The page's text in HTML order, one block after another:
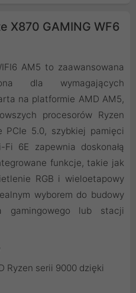
X870 GAMING WF6
AM5 to zaawansowana
dla wymagających
na platformie AMD AM5,
procesorów Ryzen
PCIe 5.0, szybkiej pamięci
6E zapewnia doskonałą
funkcje, takie jak
RGB i wieloetapowy
wyborem do budowy
gamingowego lub stacji
Ryzen serii 9000 dzięki